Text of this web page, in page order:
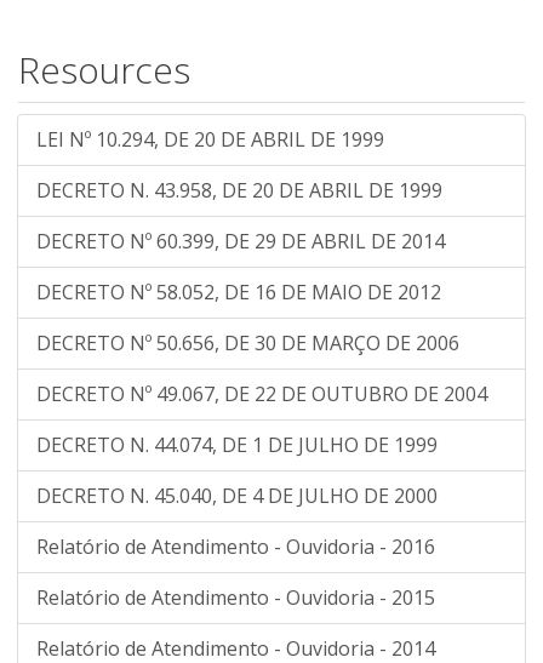
Resources
LEI Nº 10.294, DE 20 DE ABRIL DE 1999
DECRETO N. 43.958, DE 20 DE ABRIL DE 1999
DECRETO Nº 60.399, DE 29 DE ABRIL DE 2014
DECRETO Nº 58.052, DE 16 DE MAIO DE 2012
DECRETO Nº 50.656, DE 30 DE MARÇO DE 2006
DECRETO Nº 49.067, DE 22 DE OUTUBRO DE 2004
DECRETO N. 44.074, DE 1 DE JULHO DE 1999
DECRETO N. 45.040, DE 4 DE JULHO DE 2000
Relatório de Atendimento - Ouvidoria - 2016
Relatório de Atendimento - Ouvidoria - 2015
Relatório de Atendimento - Ouvidoria - 2014